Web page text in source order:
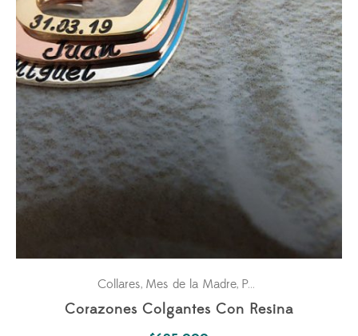
Collares, Mes de la Madre, Para ella
Corazones Colgantes Con Resina